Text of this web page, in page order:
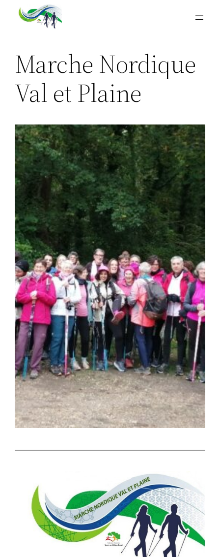
Aller
Marche Nordique
Val et Plaine